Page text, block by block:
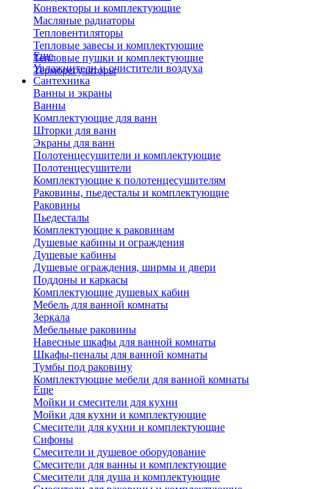
Конвекторы и комплектующие
Масляные радиаторы
Тепловентиляторы
Тепловые завесы и комплектующие
Тепловые пушки и комплектующие
Терморегуляторы
Еще
Увлажнители и очистители воздуха
Сантехника
Ванны и экраны
Ванны
Комплектующие для ванн
Шторки для ванн
Экраны для ванн
Полотенцесушители и комплектующие
Полотенцесушители
Комплектующие к полотенцесушителям
Раковины, пьедесталы и комплектующие
Раковины
Пьедесталы
Комплектующие к раковинам
Душевые кабины и ограждения
Душевые кабины
Душевые ограждения, ширмы и двери
Поддоны и каркасы
Комплектующие душевых кабин
Мебель для ванной комнаты
Зеркала
Мебельные раковины
Навесные шкафы для ванной комнаты
Шкафы-пеналы для ванной комнаты
Тумбы под раковину
Комплектующие мебели для ванной комнаты
Еще
Мойки и смесители для кухни
Мойки для кухни и комплектующие
Смесители для кухни и комплектующие
Сифоны
Смесители и душевое оборудование
Смесители для ванны и комплектующие
Смесители для душа и комплектующие